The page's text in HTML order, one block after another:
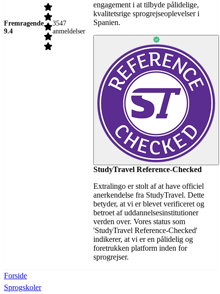
Fremragende
9.4
3547
anmeldelser
engagement i at tilbyde pålidelige,
kvalitetsrige sprogrejseoplevelser i
Spanien.
StudyTravel Reference-Checked
Extralingo er stolt af at have officiel
anerkendelse fra StudyTravel. Dette
betyder, at vi er blevet verificeret og
betroet af uddannelsesinstitutioner
verden over. Vores status som
'StudyTravel Reference-Checked'
indikerer, at vi er en pålidelig og
foretrukken platform inden for
sprogrejser.
Forside
Sprogskoler